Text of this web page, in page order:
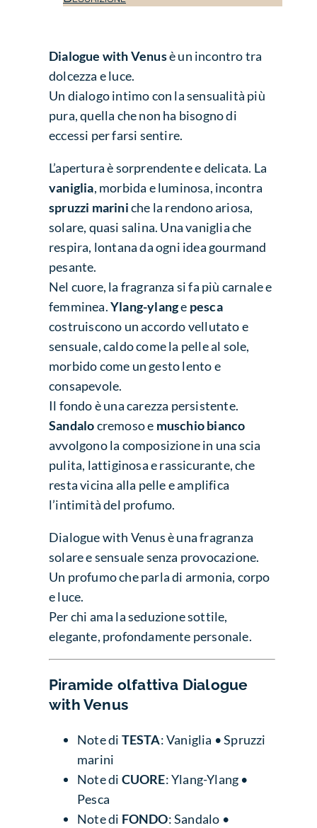
Dialogue with Venusè un incontro tra
dolcezza e luce.
Un dialogo intimo con la sensualità più
pura, quella che non ha bisogno di
eccessi per farsi sentire.
L’apertura è sorprendente e delicata. La
vaniglia, morbida e luminosa, incontra
spruzzi mariniche la rendono ariosa,
solare, quasi salina. Una vaniglia che
respira, lontana da ogni idea gourmand
pesante.
Nel cuore, la fragranza si fa più carnale e
femminea.Ylang-ylange pesca
costruiscono un accordo vellutato e
sensuale, caldo come la pelle al sole,
morbido come un gesto lento e
consapevole.
Il fondo è una carezza persistente.
Sandalocremoso e muschio bianco
avvolgono la composizione in una scia
pulita, lattiginosa e rassicurante, che
resta vicina alla pelle e amplifica
l’intimità del profumo.
Dialogue with Venus è una fragranza
solare e sensuale senza provocazione.
Un profumo che parla di armonia, corpo
e luce.
Per chi ama la seduzione sottile,
elegante, profondamente personale.
Piramide olfattiva Dialogue
with Venus
Note di TESTA: Vaniglia • Spruzzi
marini
Note di CUORE: Ylang-Ylang •
Pesca
Note di FONDO: Sandalo •